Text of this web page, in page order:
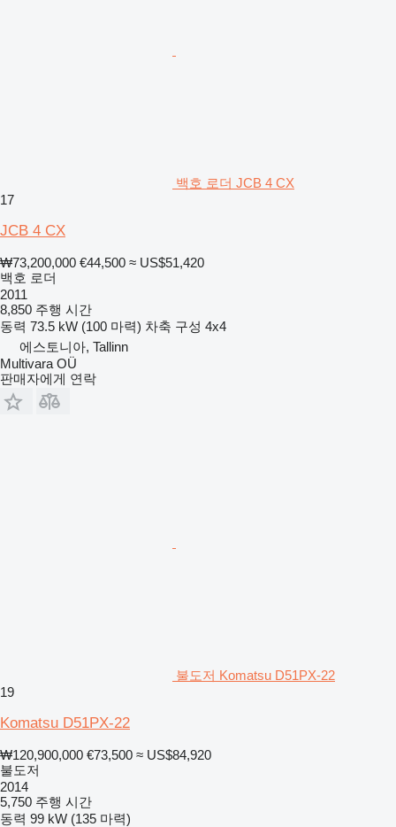
백호 로더 JCB 4 CX
17
JCB 4 CX
₩73,200,000 €44,500 ≈ US$51,420
백호 로더
2011
8,850 주행 시간
동력 73.5 kW (100 마력) 차축 구성 4x4
에스토니아, Tallinn
Multivara OÜ
판매자에게 연락
불도저 Komatsu D51PX-22
19
Komatsu D51PX-22
₩120,900,000 €73,500 ≈ US$84,920
불도저
2014
5,750 주행 시간
동력 99 kW (135 마력)